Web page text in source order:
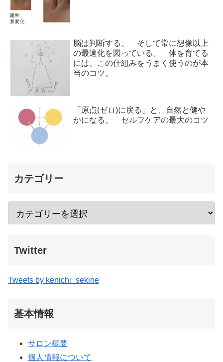
脳は判断する。 そして常に想像以上
の最適化を図っている。 体を育てる
には、この仕組みをうまく使うのが本
当のコツ。
「原点(ゼロ)に戻る」と、自然と健や
かになる。 セルフケアの最大のコツ
カテゴリー
Twitter
Tweets by kenichi_sekine
基本情報
サロン概要
個人情報について